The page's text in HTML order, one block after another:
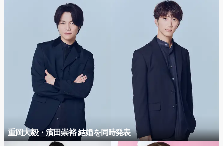
重岡大毅・濱田崇裕 結婚を同時発表